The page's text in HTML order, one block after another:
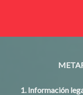
1. Información